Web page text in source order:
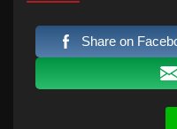
Share on